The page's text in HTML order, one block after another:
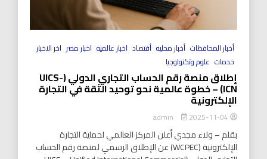
أخبار المحافظات أخبار محليه أقتصاد اخبار عالميه اخبار مصر اخر الاخبار
خدمات علوم وتكنولوجيا
إطلاق منصة رقم الحساب التجاري الدولي (UICS-
ICN) – خطوة عالمية نحو توحيد الثقة في التجارة
الإلكترونية
2025-11-04
بقلم – ولاء مجدي أعلن المركز العالمي لحماية التجارة
الإلكترونية (WCPEC) عن الإطلاق الرسمي لمنصة رقم الحساب